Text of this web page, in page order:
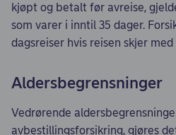
kjøpt og betalt før avreise,
som varer i inntil 35 dager.
dagsreiser hvis reisen skjer med
Aldersbegrensninger
Vedrørende
avbestillingsforsikring, gjøres